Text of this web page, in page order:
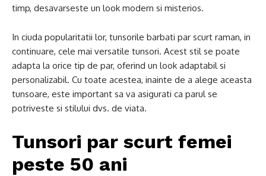
timp, desavarseste un look modern si misterios.
In ciuda popularitatii lor, tunsorile barbati par scurt raman, in
continuare, cele mai versatile tunsori. Acest stil se poate
adapta la orice tip de par, oferind un look adaptabil si
personalizabil. Cu toate acestea, inainte de a alege aceasta
tunsoare, este important sa va asigurati ca parul se
potriveste si stilului dvs. de viata.
Tunsori par scurt femei
peste 50 ani